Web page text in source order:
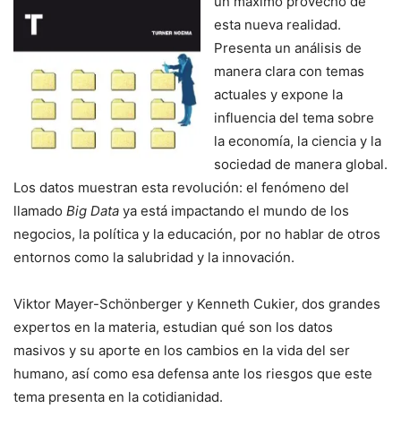
esta nueva realidad.
Presenta un análisis de
manera clara con temas
actuales y expone la
influencia del tema sobre
la economía, la ciencia y la
sociedad de manera global.
Los datos muestran esta revolución: el fenómeno del
llamado Big Data ya está impactando el mundo de los
negocios, la política y la educación, por no hablar de otros
entornos como la salubridad y la innovación.
Viktor Mayer-Schönberger y Kenneth Cukier, dos grandes
expertos en la materia, estudian qué son los datos
masivos y su aporte en los cambios en la vida del ser
humano, así como esa defensa ante los riesgos que este
tema presenta en la cotidianidad.